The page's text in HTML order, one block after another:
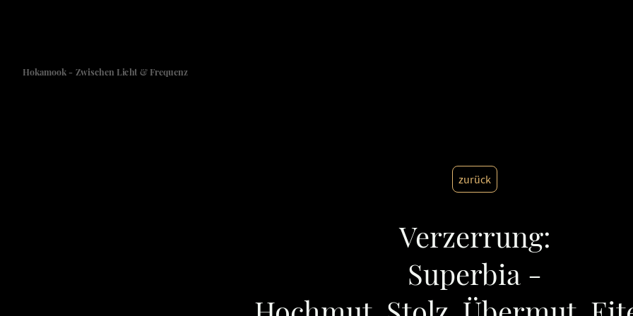
Hokamook - Zwischen Licht & Frequenz
zurück
Verzerrung:
Superbia -